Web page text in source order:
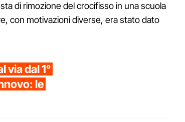
di rimozione del crocifisso in una scuola
con motivazioni diverse, era stato dato
via dal 1°
le